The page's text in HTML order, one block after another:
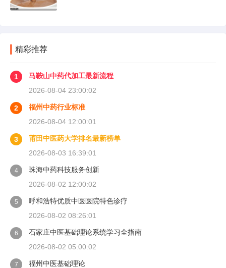
精彩推荐
1
马鞍山中药代加工最新流程
2026-08-04 23:00:02
2
福州中药行业标准
2026-08-04 12:00:01
3
莆田中医药大学排名最新榜单
2026-08-03 16:39:01
4
珠海中药科技服务创新
2026-08-02 12:00:02
5
呼和浩特优质中医医院特色诊疗
2026-08-02 08:26:01
6
石家庄中医基础理论系统学习全指南
2026-08-02 05:00:02
7 福州中医基础理论